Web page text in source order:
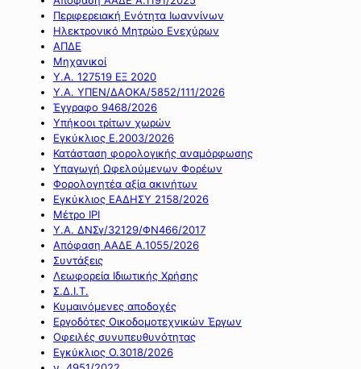
Περιφερειακή Ενότητα Ιωαννίνων
Ηλεκτρονικό Μητρώο Ενεχύρων
ΑΠΔΕ
Μηχανικοί
Υ.Α. 127519 ΕΞ 2020
Υ.Α. ΥΠΕΝ/ΔΑΟΚΑ/5852/111/2026
Έγγραφο 9468/2026
Υπήκοοι τρίτων χωρών
Εγκύκλιος Ε.2003/2026
Κατάσταση φορολογικής αναμόρφωσης
Υπαγωγή Ωφελούμενων Φορέων
Φορολογητέα αξία ακινήτων
Εγκύκλιος ΕΑΔΗΣΥ 2158/2026
Μέτρο IPI
Υ.Α. ΔΝΣγ/32129/ΦΝ466/2017
Απόφαση ΑΑΔΕ Α.1055/2026
Συντάξεις
Λεωφορεία Ιδιωτικής Χρήσης
Σ.Δ.Ι.Τ.
Κυμαινόμενες αποδοχές
Εργοδότες Οικοδομοτεχνικών Έργων
Οφειλές συνυπευθυνότητας
Εγκύκλιος Ο.3018/2026